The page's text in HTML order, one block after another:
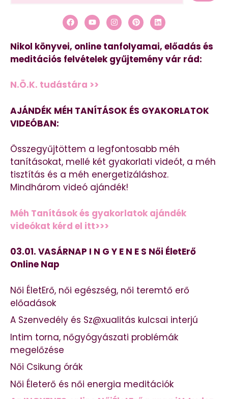
Nikol könyvei, online tanfolyamai, előadás és
meditációs felvételek gyűjtemény vár rád:
N.Ö.K. tudástára >>
AJÁNDÉK MÉH TANÍTÁSOK ÉS GYAKORLATOK
VIDEÓBAN:
Összegyűjtöttem a legfontosabb méh
tanításokat, mellé két gyakorlati videót, a méh
tisztítás és a méh energetizáláshoz.
Mindhárom videó ajándék!
Méh Tanítások és gyakorlatok ajándék
videókat kérd el itt>>>
03.01. VASÁRNAP I N G Y E N E S Női ÉletErő
Online Nap
Női ÉletErő, női egészség, női teremtő erő
előadások
A Szenvedély és Sz@xualitás kulcsai interjú
Intim torna, nőgyógyászati problémák
megelőzése
Női Csikung órák
Női Életerő és női energia meditációk